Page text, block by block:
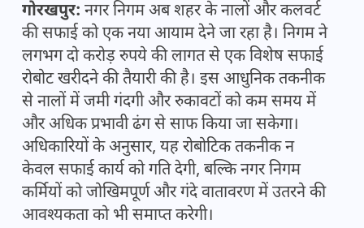
गोरखपुर: नगर निगम अब शहर के नालों और कलवर्ट
की सफाई को एक नया आयाम देने जा रहा है। निगम ने
लगभग दो करोड़ रुपये की लागत से एक विशेष सफाई
रोबोट खरीदने की तैयारी की है। इस आधुनिक तकनीक
से नालों में जमी गंदगी और रुकावटों को कम समय में
और अधिक प्रभावी ढंग से साफ किया जा सकेगा।
अधिकारियों के अनुसार, यह रोबोटिक तकनीक न
केवल सफाई कार्य को गति देगी, बल्कि नगर निगम
कर्मियों को जोखिमपूर्ण और गंदे वातावरण में उतरने की
आवश्यकता को भी समाप्त करेगी।